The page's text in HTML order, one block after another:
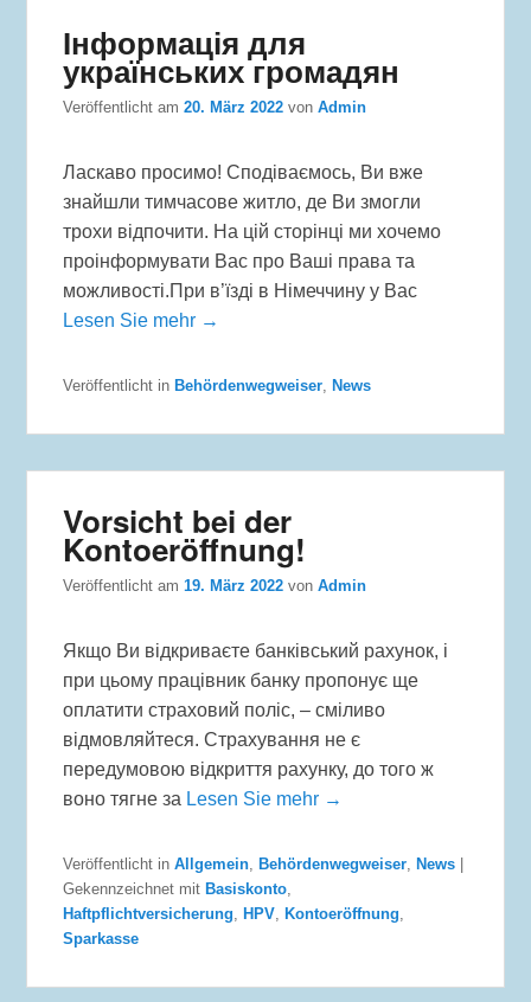
Інформація для
українських громадян
Veröffentlicht am20. März 2022 vonAdmin
Ласкаво просимо! Сподіваємось, Ви вже
знайшли тимчасове житло, де Ви змогли
трохи відпочити. На цій сторінці ми хочемо
проінформувати Вас про Ваші права та
можливості.При в’їзді в Німеччину у Вас
Lesen Sie mehr →
Veröffentlicht in Behördenwegweiser, News
Vorsicht bei der
Kontoeröffnung!
Veröffentlicht am19. März 2022 vonAdmin
Якщо Ви відкриваєте банківський рахунок, і
при цьому працівник банку пропонує ще
оплатити страховий поліс, – сміливо
відмовляйтеся. Страхування не є
передумовою відкриття рахунку, до того ж
воно тягне за Lesen Sie mehr →
Veröffentlicht in Allgemein Behördenwegweiser News
Gekennzeichnet mit Basiskonto
Haftpflichtversicherung
HPV Kontoeröffnung
Sparkasse